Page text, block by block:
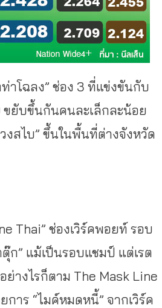
าโฉลง” ช่อง 3 ที่แข่งขันกับ
ขยับขึ้นกันคนละเล็กละน้อย
งสไบ” ขึ้นในพื้นที่ต่างจังหวัด
Thai” ช่องเวิร์คพอยท์ รอบ
ก” แม้เป็นรอบแชมป์ แต่เรต
ย่างไรก็ตาม The Mask Line
าร “ไมค์หมดหนี้” จากเวิร์ค